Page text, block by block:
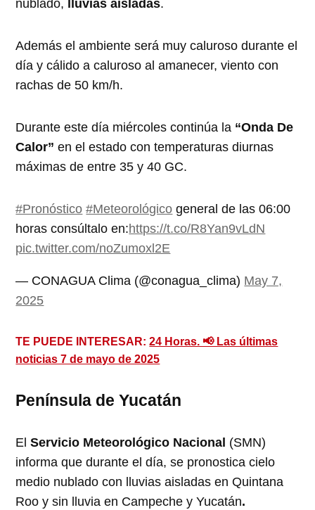
nublado,
lluvias aisladas.
Además el ambiente será muy caluroso durante el
día y cálido a caluroso al amanecer, viento con
rachas de 50 km/h.
Durante este día miércoles continúa la “Onda De
Calor”en el estado con temperaturas diurnas
máximas de entre 35 y 40 GC.
#Pronóstico #Meteorológico general de las 06:00
horas consúltalo en:https://t.co/R8Yan9vLdN
pic.twitter.com/noZumoxl2E
— CONAGUA Clima (@conagua_clima) May 7,
2025
TE PUEDE INTERESAR:24 Horas. 📢 Las últimas
noticias 7 de mayo de 2025
Península de Yucatán
ElServicio Meteorológico Nacional (SMN)
informa que durante el día, se pronostica cielo
medio nublado con lluvias aisladas en Quintana
Roo y sin lluvia en Campeche y Yucatán.